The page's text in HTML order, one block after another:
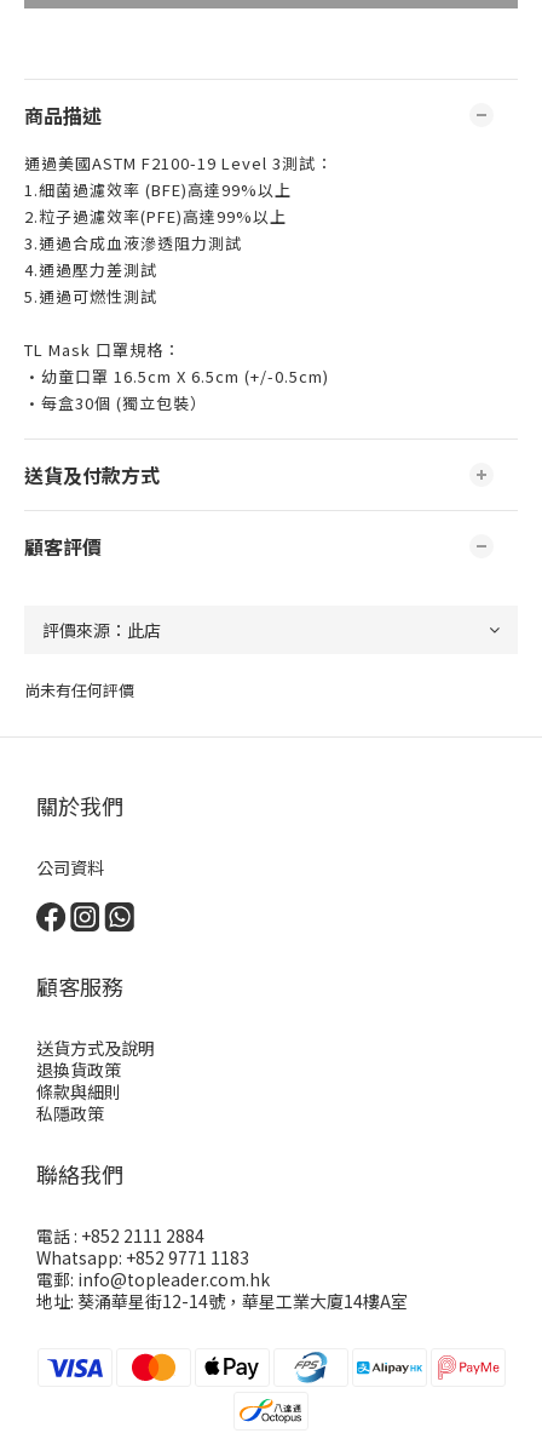
商品描述
通過美國ASTM F2100-19 Level 3測試：
1.細菌過濾效率 (BFE)高達99%以上
2.粒子過濾效率(PFE)高達99%以上
3.通過合成血液滲透阻力測試
4.通過壓力差測試
5.通過可燃性測試
TL Mask 口罩規格：
•幼童口罩 16.5cm X 6.5cm (+/-0.5cm)
•每盒30個 (獨立包裝）
送貨及付款方式
顧客評價
尚未有任何評價
關於我們
公司資料
顧客服務
送貨方式及說明
退換貨政策
條款與細則
私隱政策
聯絡我們
電話 : +852 2111 2884
Whatsapp: +852 9771 1183
電郵: info@topleader.com.hk
地址: 葵涌華星街12-14號，華星工業大廈14樓A室